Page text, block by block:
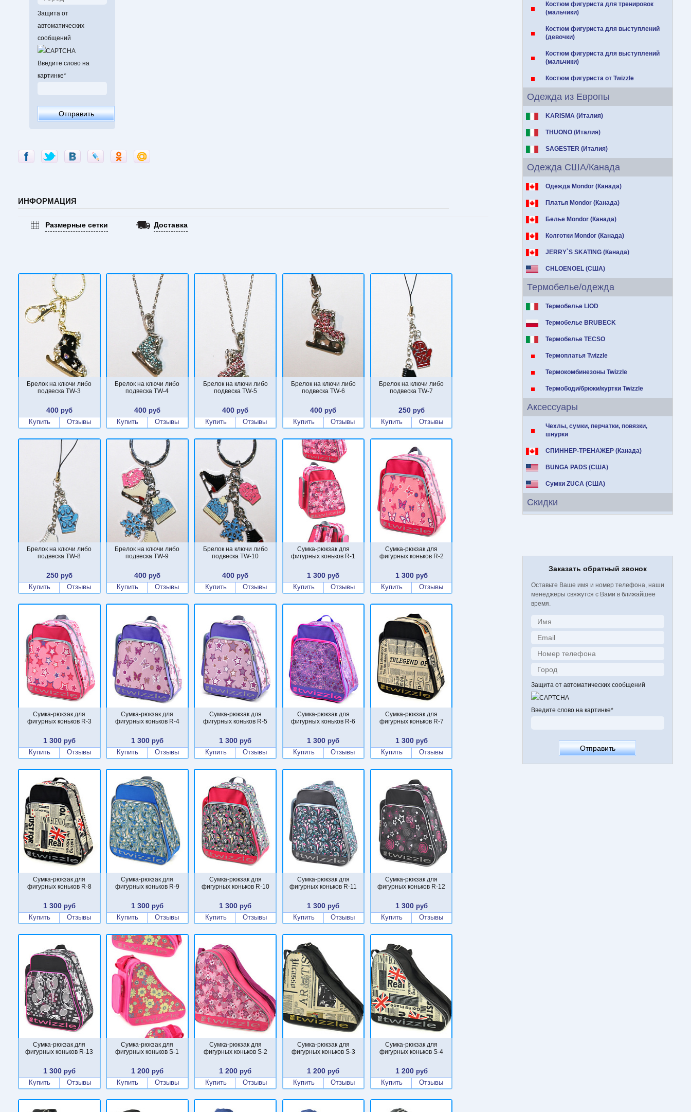
Костюм фигуриста для тренировок
(мальчики)
Костюм фигуриста для выступлений
(девочки)
Костюм фигуриста для выступлений
(мальчики)
Костюм фигуриста от Twizzle
Одежда из Европы
KARISMA (Италия)
THUONO (Италия)
SAGESTER (Италия)
Одежда США/Канада
Одежда Mondor (Канада)
Платья Mondor (Канада)
Белье Mondor (Канада)
Колготки Mondor (Канада)
JERRY`S SKATING (Канада)
CHLOENOEL (США)
Термобелье/одежда
Термобелье LIOD
Термобелье BRUBECK
Термобелье TECSO
Термоплатья Twizzle
Термокомбинезоны Twizzle
Термободи/брюки/куртки Twizzle
Аксессуары
Чехлы, сумки, перчатки, повязки,
шнурки
СПИННЕР-ТРЕНАЖЕР (Канада)
BUNGA PADS (США)
Сумки ZUCA (США)
Скидки
Заказать обратный звонок
Оставьте Ваше имя и номер телефона, наши
менеджеры свяжутся с Вами в ближайшее
время.
Защита от автоматических сообщений
Введите слово на картинке*
Защита от
автоматических
сообщений
Введите слово на
картинке*
ИНФОРМАЦИЯ
Размерные сетки Доставка
Брелок на ключи либо
подвеска TW-3
400руб
Купить
Отзывы
Брелок на ключи либо
подвеска TW-4
400руб
Купить
Отзывы
Брелок на ключи либо
подвеска TW-5
400 руб
Купить
Отзывы
Брелок на ключи либо
подвеска TW-6
400 руб
Купить
Отзывы
Брелок на ключи либо
подвеска TW-7
250руб
Купить
Отзывы
Брелок на ключи либо
подвеска TW-8
250руб
Купить
Отзывы
Брелок на ключи либо
подвеска TW-9
400руб
Купить
Отзывы
Брелок на ключи либо
подвеска TW-10
400 руб
Купить
Отзывы
Сумка-рюкзак для
фигурных коньков R-1
1 300 руб
Купить
Отзывы
Сумка-рюкзак для
фигурных коньков R-2
1 300руб
Купить
Отзывы
Сумка-рюкзак для
фигурных коньков R-3
1 300руб
Купить
Отзывы
Сумка-рюкзак для
фигурных коньков R-4
1 300руб
Купить
Отзывы
Сумка-рюкзак для
фигурных коньков R-5
1 300 руб
Купить
Отзывы
Сумка-рюкзак для
фигурных коньков R-6
1 300 руб
Купить
Отзывы
Сумка-рюкзак для
фигурных коньков R-7
1 300руб
Купить
Отзывы
Сумка-рюкзак для
фигурных коньков R-8
1 300руб
Купить
Отзывы
Сумка-рюкзак для
фигурных коньков R-9
1 300руб
Купить
Отзывы
Сумка-рюкзак для
фигурных коньков R-10
1 300 руб
Купить
Отзывы
Сумка-рюкзак для
фигурных коньков R-11
1 300 руб
Купить
Отзывы
Сумка-рюкзак для
фигурных коньков R-12
1 300руб
Купить
Отзывы
Сумка-рюкзак для
фигурных коньков R-13
1 300руб
Купить
Отзывы
Сумка-рюкзак для
фигурных коньков S-1
1 200руб
Купить
Отзывы
Сумка-рюкзак для
фигурных коньков S-2
1 200 руб
Купить
Отзывы
Сумка-рюкзак для
фигурных коньков S-3
1 200 руб
Купить
Отзывы
Сумка-рюкзак для
фигурных коньков S-4
1 200руб
Купить
Отзывы